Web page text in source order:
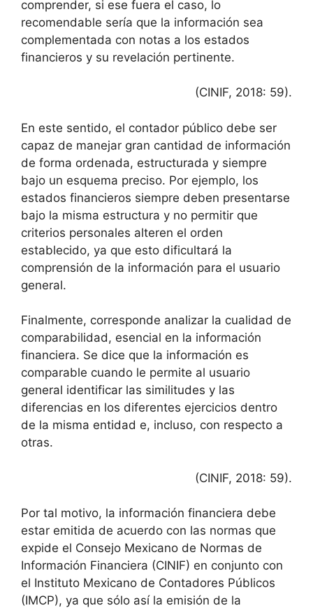
comprender, si ese fuera el caso, lo
recomendable sería que la información sea
complementada con notas a los estados
financieros y su revelación pertinente.
(CINIF, 2018: 59).
En este sentido, el contador público debe ser
capaz de manejar gran cantidad de información
de forma ordenada, estructurada y siempre
bajo un esquema preciso. Por ejemplo, los
estados financieros siempre deben presentarse
bajo la misma estructura y no permitir que
criterios personales alteren el orden
establecido, ya que esto dificultará la
comprensión de la información para el usuario
general.
Finalmente, corresponde analizar la cualidad de
comparabilidad, esencial en la información
financiera. Se dice que la información es
comparable cuando le permite al usuario
general identificar las similitudes y las
diferencias en los diferentes ejercicios dentro
de la misma entidad e, incluso, con respecto a
otras.
(CINIF, 2018: 59).
Por tal motivo, la información financiera debe
estar emitida de acuerdo con las normas que
expide el Consejo Mexicano de Normas de
Información Financiera (CINIF) en conjunto con
el Instituto Mexicano de Contadores Públicos
(IMCP), ya que sólo así la emisión de la